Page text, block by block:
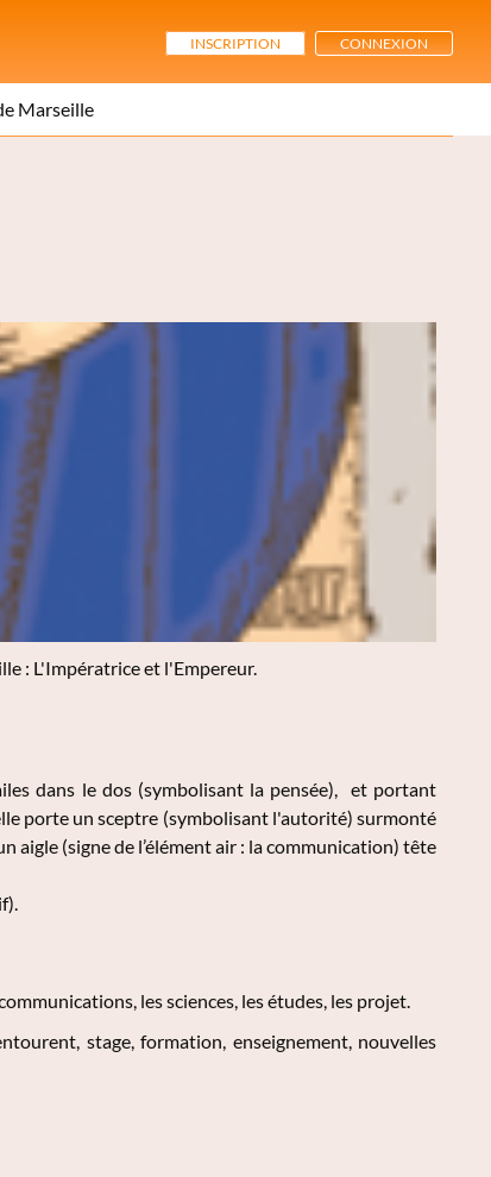
INSCRIPTION CONNEXION
Marseille
: L'Impératrice et l'Empereur.
dans le dos (symbolisant la pensée), et portant
porte un sceptre (symbolisant l'autorité) surmonté
aigle (signe de l’élément air : la communication) tête
les sciences, les études, les projet.
stage, formation, enseignement, nouvelles